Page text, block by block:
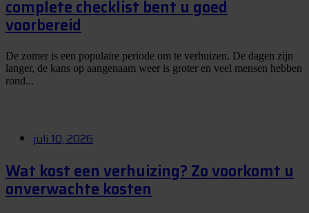
complete checklist bent u goed
voorbereid
De zomer is een populaire periode om te verhuizen. De dagen zijn
langer, de kans op aangenaam weer is groter en veel mensen hebben
rond...
juli 10, 2026
Wat kost een verhuizing? Zo voorkomt u
onverwachte kosten